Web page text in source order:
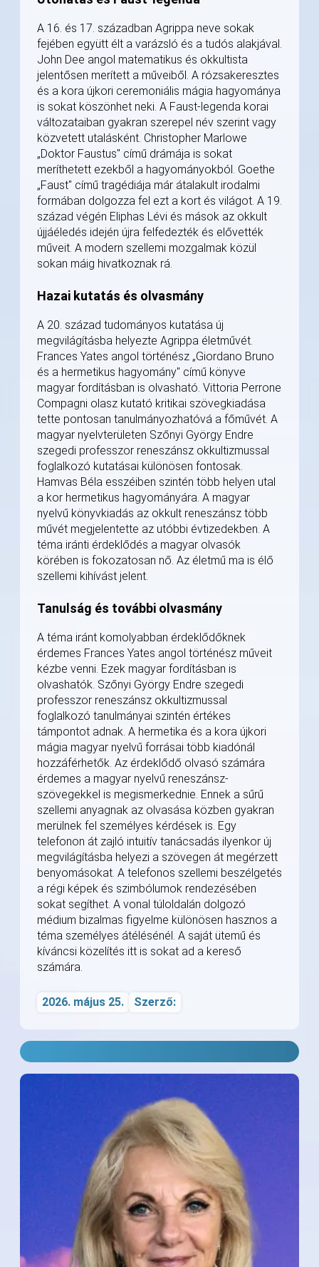
A 16. és 17. században Agrippa neve sokak
fejében együtt élt a varázsló és a tudós alakjával.
John Dee angol matematikus és okkultista
jelentősen merített a műveiből. A rózsakeresztes
és a kora újkori ceremoniális mágia hagyománya
is sokat köszönhet neki. A Faust-legenda korai
változataiban gyakran szerepel név szerint vagy
közvetett utalásként. Christopher Marlowe
„Doktor Faustus" című drámája is sokat
meríthetett ezekből a hagyományokból. Goethe
„Faust" című tragédiája már átalakult irodalmi
formában dolgozza fel ezt a kort és világot. A 19.
század végén Eliphas Lévi és mások az okkult
újjáéledés idején újra felfedezték és elővették
műveit. A modern szellemi mozgalmak közül
sokan máig hivatkoznak rá.
Hazai kutatás és olvasmány
A 20. század tudományos kutatása új
megvilágításba helyezte Agrippa életművét.
Frances Yates angol történész „Giordano Bruno
és a hermetikus hagyomány" című könyve
magyar fordításban is olvasható. Vittoria Perrone
Compagni olasz kutató kritikai szövegkiadása
tette pontosan tanulmányozhatóvá a főművét. A
magyar nyelvterületen Szőnyi György Endre
szegedi professzor reneszánsz okkultizmussal
foglalkozó kutatásai különösen fontosak.
Hamvas Béla esszéiben szintén több helyen utal
a kor hermetikus hagyományára. A magyar
nyelvű könyvkiadás az okkult reneszánsz több
művét megjelentette az utóbbi évtizedekben. A
téma iránti érdeklődés a magyar olvasók
körében is fokozatosan nő. Az életmű ma is élő
szellemi kihívást jelent.
Tanulság és további olvasmány
A téma iránt komolyabban érdeklődőknek
érdemes Frances Yates angol történész műveit
kézbe venni. Ezek magyar fordításban is
olvashatók. Szőnyi György Endre szegedi
professzor reneszánsz okkultizmussal
foglalkozó tanulmányai szintén értékes
támpontot adnak. A hermetika és a kora újkori
mágia magyar nyelvű forrásai több kiadónál
hozzáférhetők. Az érdeklődő olvasó számára
érdemes a magyar nyelvű reneszánsz-
szövegekkel is megismerkednie. Ennek a sűrű
szellemi anyagnak az olvasása közben gyakran
merülnek fel személyes kérdések is. Egy
telefonon át zajló intuitív tanácsadás ilyenkor új
megvilágításba helyezi a szövegen át megérzett
benyomásokat. A telefonos szellemi beszélgetés
a régi képek és szimbólumok rendezésében
sokat segíthet. A vonal túloldalán dolgozó
médium bizalmas figyelme különösen hasznos a
téma személyes átélésénél. A saját ütemű és
kíváncsi közelítés itt is sokat ad a kereső
számára.
2026. május 25. Szerző: